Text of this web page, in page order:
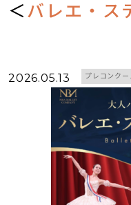
＜ バレエ・ス
2026.05.13 プレコンク